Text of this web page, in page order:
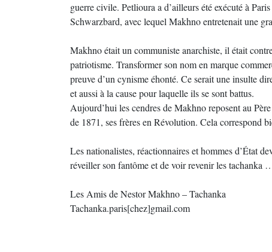
guerre civile. Petlioura a d’ailleurs été exécuté à
Schwarzbard, avec lequel Makhno entretenait une
Makhno était un communiste anarchiste, il était
patriotisme. Transformer son nom en marque
preuve d’un cynisme éhonté. Ce serait une insulte
et aussi à la cause pour laquelle ils se sont battus.
Aujourd’hui les cendres de Makhno reposent au
de 1871, ses frères en Révolution. Cela correspond
Les nationalistes, réactionnaires et hommes d’État
réveiller son fantôme et de voir revenir les tachanka
Les Amis de Nestor Makhno – Tachanka
Tachanka.paris[chez]gmail.com